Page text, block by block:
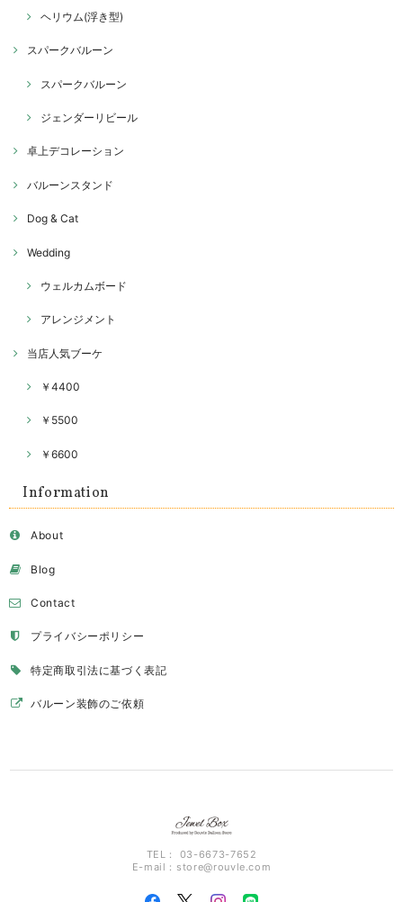
ヘリウム(浮き型)
スパークバルーン
スパークバルーン
ジェンダーリビール
卓上デコレーション
バルーンスタンド
Dog & Cat
Wedding
ウェルカムボード
アレンジメント
当店人気ブーケ
￥4400
￥5500
￥6600
Information
About
Blog
Contact
プライバシーポリシー
特定商取引法に基づく表記
バルーン装飾のご依頼
TEL： 03-6673-7652
E-mail： store@rouvle.com